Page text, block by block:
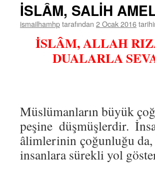
İSLÂM, SALİH
ismailhamhptarafından 2 Ocak 2016
İSLÂM, ALLAH
DUALARLA
Müslümanların büyük
peşine düşmüşlerdir.
âlimlerinin çoğunluğu
insanlara sürekli yol